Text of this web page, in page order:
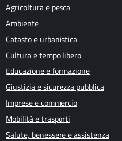
Agricoltura e pesca
Ambiente
Catasto e urbanistica
Cultura e tempo libero
Educazione e formazione
Giustizia e sicurezza pubblica
Imprese e commercio
Mobilità e trasporti
Salute, benessere e assistenza